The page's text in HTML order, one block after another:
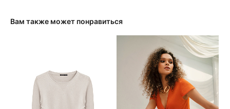
Вам также может понравиться